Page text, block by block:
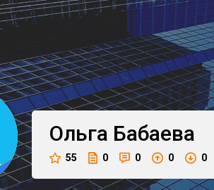
Ольга Бабаева
55 0 0 0 0